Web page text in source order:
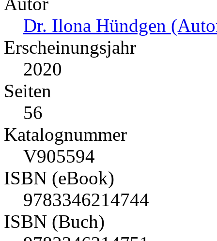
Dr. Ilona Hündgen
Erscheinungsjahr
2020
Seiten
56
Katalognummer
V905594
ISBN (eBook)
9783346214744
ISBN (Buch)